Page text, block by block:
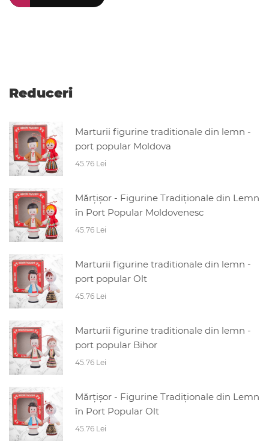
Reduceri
Marturii figurine traditionale din lemn -
port popular Moldova
45.76 Lei
Mărțișor - Figurine Tradiționale din Lemn
în Port Popular Moldovenesc
45.76 Lei
Marturii figurine traditionale din lemn -
port popular Olt
45.76 Lei
Marturii figurine traditionale din lemn -
port popular Bihor
45.76 Lei
Mărțișor - Figurine Tradiționale din Lemn
în Port Popular Olt
45.76 Lei